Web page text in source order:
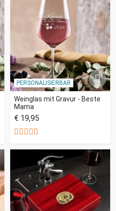
PERSONALISIERBAR
Weinglas mit Gravur - Beste
Mama
€ 19,95